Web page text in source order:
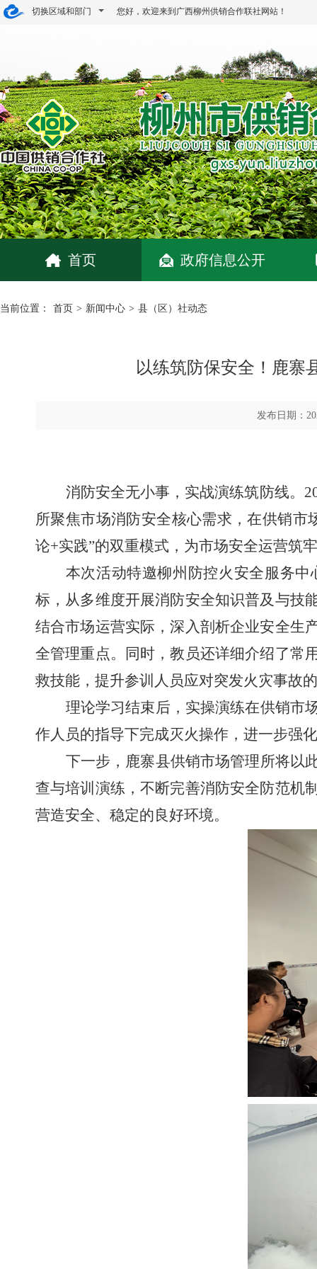
切换区域和部门 您好，欢迎来到广西柳州供销合作联社网站！
首页 政府信息公开
当前位置： 首页 > 新闻中心 > 县（区）社动态
以练筑防保安全！鹿寨
发布日期：
消防安全无小事，实战演练筑防线。
所聚焦市场消防安全核心需求，在供销
论+实践”的双重模式，为市场安全运营筑
本次活动特邀柳州防控火安全服务
标，从多维度开展消防安全知识普及与技
结合市场运营实际，深入剖析企业安全生
全管理重点。同时，教员还详细介绍了常
救技能，提升参训人员应对突发火灾事故
理论学习结束后，实操演练在供销市
作人员的指导下完成灭火操作，进一步强
下一步，鹿寨县供销市场管理所将以
查与培训演练，不断完善消防安全防范机
营造安全、稳定的良好环境。